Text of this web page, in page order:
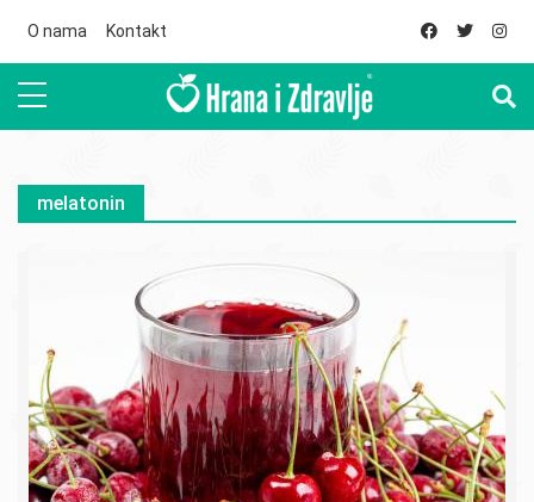
O nama Kontakt
melatonin